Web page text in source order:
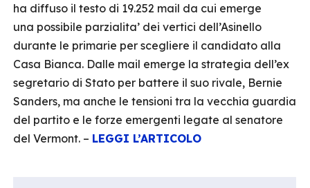
ha diffuso il testo di 19.252 mail da cui emerge
una possibile parzialita’ dei vertici dell’Asinello
durante le primarie per scegliere il candidato alla
Casa Bianca. Dalle mail emerge la strategia dell’ex
segretario di Stato per battere il suo rivale, Bernie
Sanders, ma anche le tensioni tra la vecchia guardia
del partito e le forze emergenti legate al senatore
del Vermont. – LEGGI L’ARTICOLO